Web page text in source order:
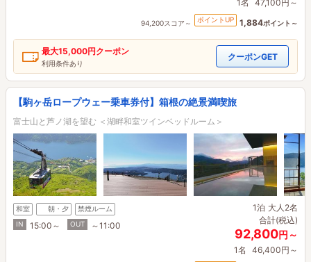
1名 47,100円～
94,200スコア～ ポイントUP 1,884ポイント～
最大15,000円クーポン
利用条件あり
クーポンGET
【駒ヶ岳ロープウェー乗車券付】箱根の絶景満喫旅
富士山と芦ノ湖を望む ＜湖畔和室ツインベッドルーム＞
和室 朝・夕
禁煙ルーム
IN
15:00～ OUT ～11:00
1泊 大人2名
合計(税込)
92,800円～
1名 46,400円～